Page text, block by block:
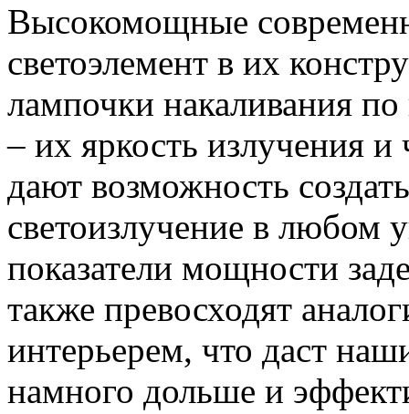
Высокомощные
светоэлемент в их
лампочки накаливания по
– их яркость излучения и
дают возможность
светоизлучение в любом
показатели мощности
также превосходят
интерьерем, что даст
намного дольше и